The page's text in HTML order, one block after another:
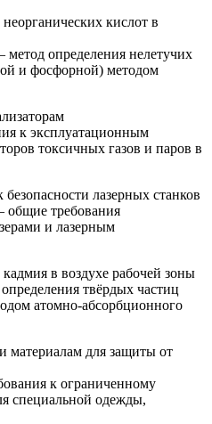
кислот в
определения нелетучих
и фосфорной) методом
к эксплуатационным
токсичных газов и паров в
лазерных станков
требования
и лазерным
в воздухе рабочей зоны
твёрдых частиц
атомно-абсорбционного
материалам для защиты от
к ограниченному
специальной одежды,